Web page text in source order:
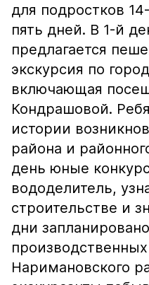
для подростков
пять дней. В 1-й
предлагается
экскурсия по
включающая
Кондрашовой.
истории
района и
день юные
вододелитель,
строительстве и
дни
Наримановского